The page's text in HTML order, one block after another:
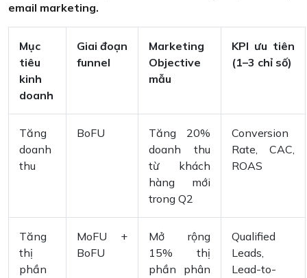
email marketing.
Mục
tiêu
kinh
doanh
Giai đoạn
funnel
Marketing
Objective
mẫu
KPI ưu tiên
(1–3 chỉ số)
Tăng
doanh
thu
BoFU
Tăng 20%
doanh thu
từ khách
hàng mới
trong Q2
Conversion
Rate, CAC,
ROAS
Tăng
thị
phần
MoFU +
BoFU
Mở rộng
15% thị
phần phân
Qualified
Leads,
Lead-to-